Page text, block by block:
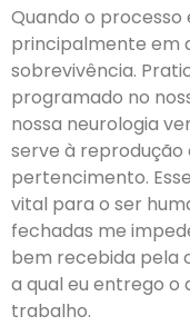
Quando o
principalmente em
sobrevivência.
programado no
nossa neurologia
serve à reprodução
pertencimento.
vital para o ser
fechadas me
bem recebida pela
a qual eu entrego o
trabalho.